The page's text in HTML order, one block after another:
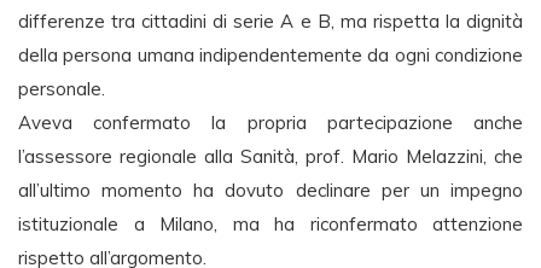
differenze tra cittadini di serie A e B, ma rispetta la dignità
della persona umana indipendentemente da ogni condizione
personale.
Aveva confermato la propria partecipazione anche
l’assessore regionale alla Sanità, prof. Mario Melazzini, che
all’ultimo momento ha dovuto declinare per un impegno
istituzionale a Milano, ma ha riconfermato attenzione
rispetto all’argomento.